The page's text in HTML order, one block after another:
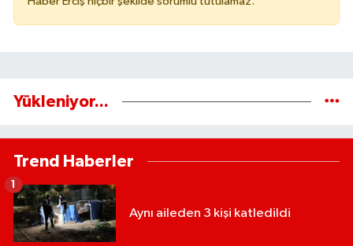
Yükleniyor...
Trend Haberler
Aynı aileden 3 kişi katledildi
1